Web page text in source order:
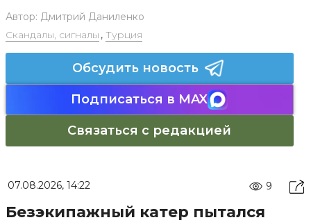
Автор: Дмитрий Даниленко
Скандалы, сигналы , Турция
Обсудить новость
Подписаться в MAX
Связаться с редакцией
07.08.2026, 14:22 9
Безэкипажный катер пытался